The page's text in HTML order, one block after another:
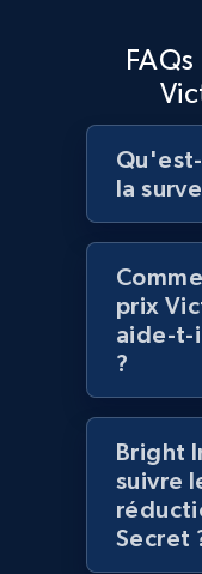
Home Depot
specific
Sku, Product id,
and more.
Amazon
Title, Seller
price, Currency,
la
prix
aide-t-
?
Bright
suivre
Secret